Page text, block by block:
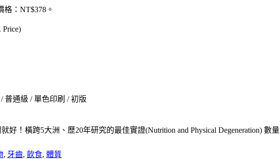
格：NT$378。
普通級 / 單色印刷 / 初版
！橫跨5大洲、歷20年研究的最佳實證(Nutrition and Physical Degeneration) 數量
, 牙齒, 飲食, 體質